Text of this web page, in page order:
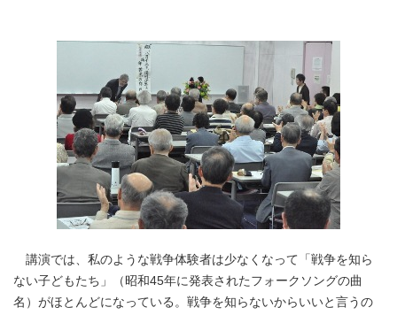
講演では、私のような戦争体験者は少なくなって「戦争を知ら
ない子どもたち」（昭和45年に発表されたフォークソングの曲
名）がほとんどになっている。戦争を知らないからいいと言うの